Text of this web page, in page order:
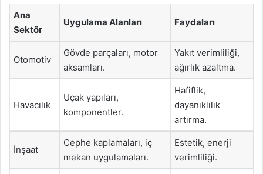
Ana
Sektör
Uygulama Alanları Faydaları
Otomotiv
Gövde parçaları, motor
aksamları.
Yakıt verimliliği,
ağırlık azaltma.
Havacılık
Uçak yapıları,
komponentler.
Hafiflik,
dayanıklılık
artırma.
İnşaat
Cephe kaplamaları, iç
mekan uygulamaları.
Estetik, enerji
verimliliği.